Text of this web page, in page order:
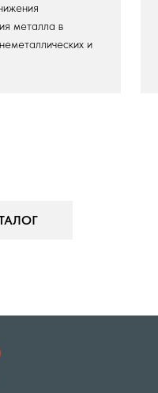
металла в
и